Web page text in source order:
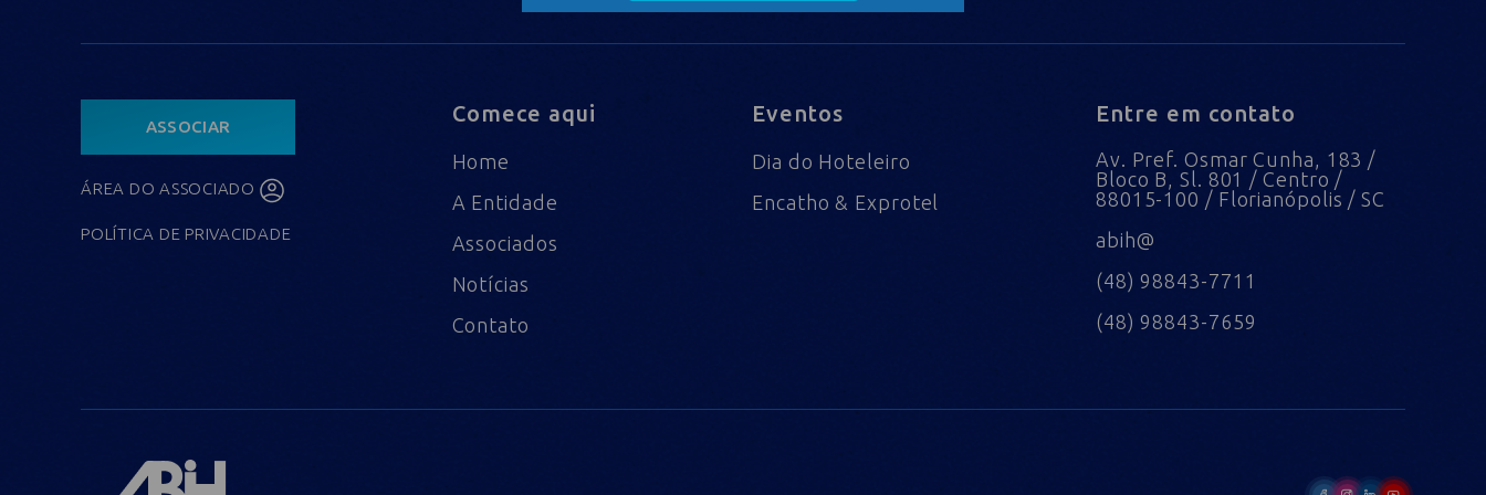
ASSOCIAR
ÁREA DO ASSOCIADO
POLÍTICA DE PRIVACIDADE
Comece aqui
Home
A Entidade
Associados
Notícias
Contato
Eventos
Dia do Hoteleiro
Encatho & Exprotel
Entre em contato
Av. Pref. Osmar Cunha, 183 /
Bloco B, Sl. 801 / Centro /
88015-100 / Florianópolis / SC
abih@
(48) 98843-7711
(48) 98843-7659